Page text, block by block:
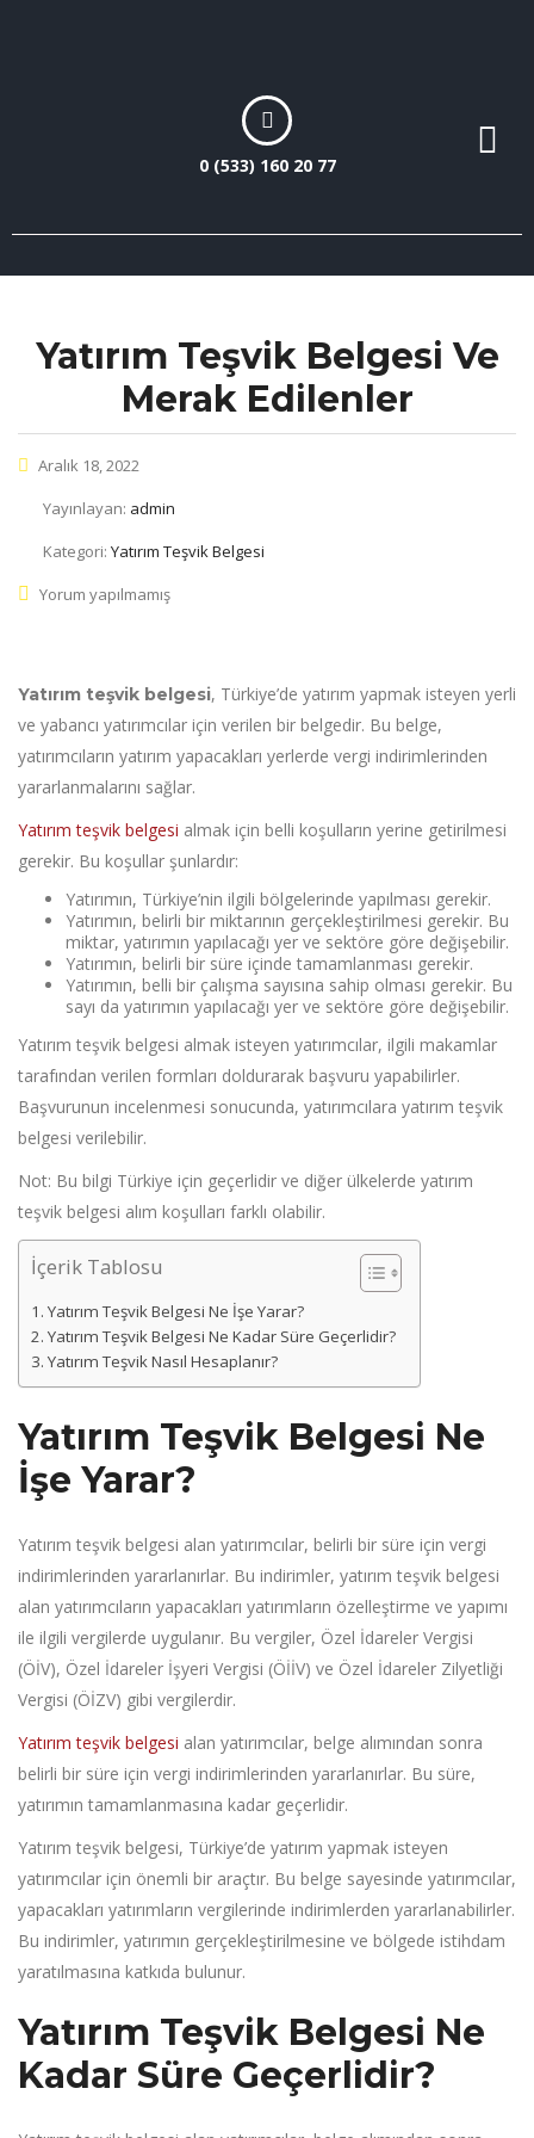
0 (533) 160 20 77
Yatırım Teşvik Belgesi Ve
Merak Edilenler
Aralık 18, 2022
Yayınlayan: admin
Kategori: Yatırım Teşvik Belgesi
Yorum yapılmamış
Yatırım teşvik belgesi, Türkiye’de yatırım yapmak isteyen yerli
ve yabancı yatırımcılar için verilen bir belgedir. Bu belge,
yatırımcıların yatırım yapacakları yerlerde vergi indirimlerinden
yararlanmalarını sağlar.
Yatırım teşvik belgesi almak için belli koşulların yerine getirilmesi
gerekir. Bu koşullar şunlardır:
Yatırımın, Türkiye’nin ilgili bölgelerinde yapılması gerekir.
Yatırımın, belirli bir miktarının gerçekleştirilmesi gerekir. Bu
miktar, yatırımın yapılacağı yer ve sektöre göre değişebilir.
Yatırımın, belirli bir süre içinde tamamlanması gerekir.
Yatırımın, belli bir çalışma sayısına sahip olması gerekir. Bu
sayı da yatırımın yapılacağı yer ve sektöre göre değişebilir.
Yatırım teşvik belgesi almak isteyen yatırımcılar, ilgili makamlar
tarafından verilen formları doldurarak başvuru yapabilirler.
Başvurunun incelenmesi sonucunda, yatırımcılara yatırım teşvik
belgesi verilebilir.
Not: Bu bilgi Türkiye için geçerlidir ve diğer ülkelerde yatırım
teşvik belgesi alım koşulları farklı olabilir.
İçerik Tablosu
Yatırım Teşvik Belgesi Ne İşe Yarar?
Yatırım Teşvik Belgesi Ne Kadar Süre Geçerlidir?
Yatırım Teşvik Nasıl Hesaplanır?
Yatırım Teşvik Belgesi Ne
İşe Yarar?
Yatırım teşvik belgesi alan yatırımcılar, belirli bir süre için vergi
indirimlerinden yararlanırlar. Bu indirimler, yatırım teşvik belgesi
alan yatırımcıların yapacakları yatırımların özelleştirme ve yapımı
ile ilgili vergilerde uygulanır. Bu vergiler, Özel İdareler Vergisi
(ÖİV), Özel İdareler İşyeri Vergisi (ÖİİV) ve Özel İdareler Zilyetliği
Vergisi (ÖİZV) gibi vergilerdir.
Yatırım teşvik belgesi alan yatırımcılar, belge alımından sonra
belirli bir süre için vergi indirimlerinden yararlanırlar. Bu süre,
yatırımın tamamlanmasına kadar geçerlidir.
Yatırım teşvik belgesi, Türkiye’de yatırım yapmak isteyen
yatırımcılar için önemli bir araçtır. Bu belge sayesinde yatırımcılar,
yapacakları yatırımların vergilerinde indirimlerden yararlanabilirler.
Bu indirimler, yatırımın gerçekleştirilmesine ve bölgede istihdam
yaratılmasına katkıda bulunur.
Yatırım Teşvik Belgesi Ne
Kadar Süre Geçerlidir?